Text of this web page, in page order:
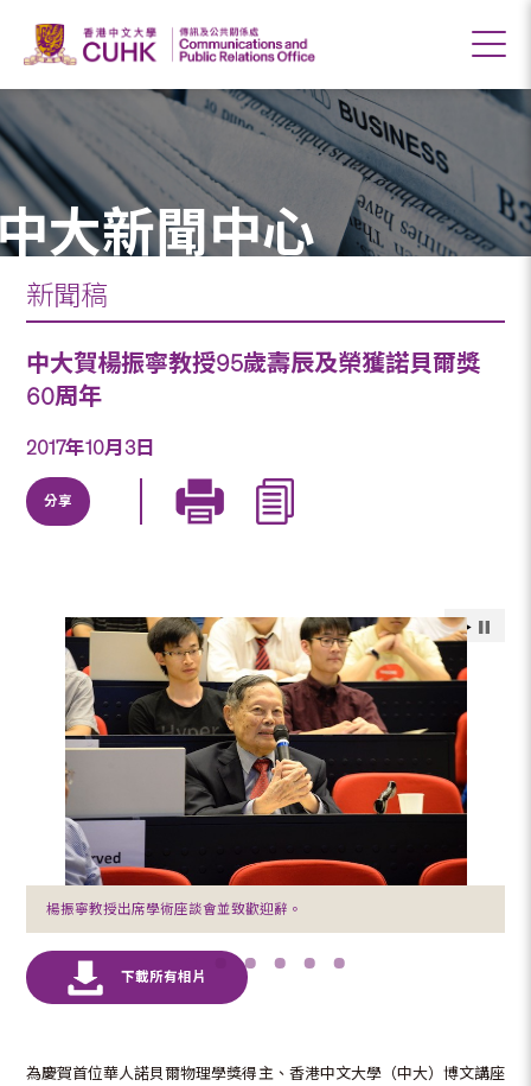
大新聞中心
新聞稿
中大賀楊振寧教授95歲壽辰及榮獲諾貝爾獎
60周年
2017年10月3日
分享
楊振寧教授出席學術座談會並致歡迎辭。
為慶賀首位華人諾貝爾物理學獎得主、香港中文大學（中大）博文講座